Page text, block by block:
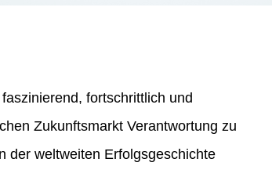
fortschrittlich und
Zukunftsmarkt Verantwortung zu
der weltweiten Erfolgsgeschichte